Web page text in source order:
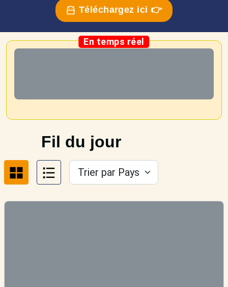
Téléchargez ici 👉
Fil du jour